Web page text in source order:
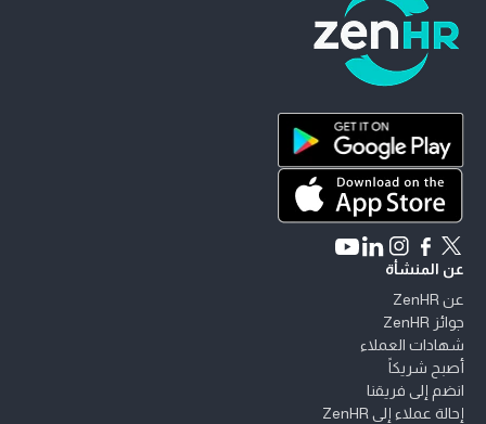
ZenHR - الانتقال إلى الصفحة الرئيسية
حمّل ZenHR من Google Play
حمّل ZenHR من App Store
Follow ZenHR on X
Follow ZenHR on Facebook
Follow ZenHR on Instagram
Connect with ZenHR on LinkedIn
عن المنشأة
عن ZenHR
جوائز ZenHR
شهادات العملاء
أصبح شريكاً
انضم إلى فريقنا
إحالة عملاء إلى ZenHR